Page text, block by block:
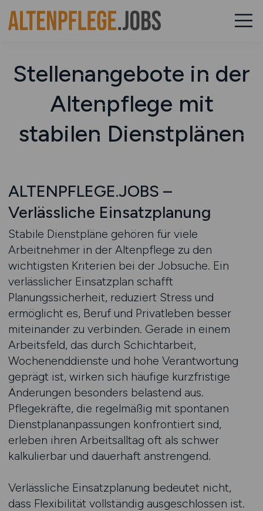
Stellenangebote in der
Altenpflege mit
stabilen Dienstplänen
ALTENPFLEGE.JOBS –
Verlässliche Einsatzplanung
Stabile Dienstpläne gehören für viele
Arbeitnehmer in der Altenpflege zu den
wichtigsten Kriterien bei der Jobsuche. Ein
verlässlicher Einsatzplan schafft
Planungssicherheit, reduziert Stress und
ermöglicht es, Beruf und Privatleben besser
miteinander zu verbinden. Gerade in einem
Arbeitsfeld, das durch Schichtarbeit,
Wochenenddienste und hohe Verantwortung
geprägt ist, wirken sich häufige kurzfristige
Änderungen besonders belastend aus.
Pflegekräfte, die regelmäßig mit spontanen
Dienstplananpassungen konfrontiert sind,
erleben ihren Arbeitsalltag oft als schwer
kalkulierbar und dauerhaft anstrengend.
Verlässliche Einsatzplanung bedeutet nicht,
dass Flexibilität vollständig ausgeschlossen ist.